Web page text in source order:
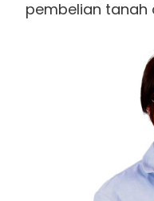
pembelian tanah